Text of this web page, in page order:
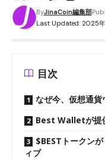
Last Updated: 2025
ByJinaCoin編集部
目次
なぜ今、仮想通貨
Best Walletが提
$BESTトークン
ィブ